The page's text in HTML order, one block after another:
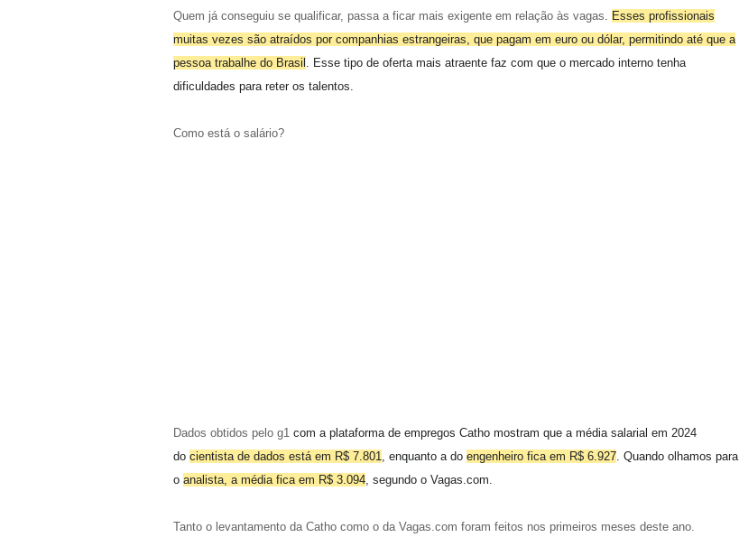
Quem já conseguiu se qualificar, passa a ficar mais exigente em relação às vagas. Esses profissionais
muitas vezes são atraídos por companhias estrangeiras, que pagam em euro ou dólar, permitindo até que a
pessoa trabalhe do Brasil . Esse tipo de oferta mais atraente faz com que o mercado interno tenha
dificuldades para reter os talentos.
Como está o salário?
Dados obtidos pelo g1 com a plataforma de empregos Catho mostram que a média salarial em 2024
do cientista de dados está em R$ 7.801, enquanto a do engenheiro fica em R$ 6.927. Quando olhamos para
o analista, a média fica em R$ 3.094, segundo o Vagas.com.
Tanto o levantamento da Catho como o da Vagas.com foram feitos nos primeiros meses deste ano.